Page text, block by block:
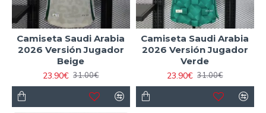
Camiseta Saudi Arabia
2026 Versión Jugador
Beige
23.90€ 31.00€
Camiseta Saudi Arabia
2026 Versión Jugador
Verde
23.90€ 31.00€